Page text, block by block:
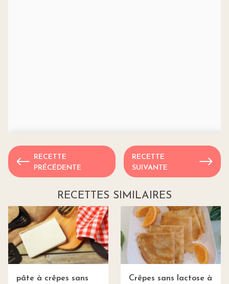
RECETTE
PRÉCÉDENTE
RECETTE
SUIVANTE
RECETTES SIMILAIRES
pâte à crêpes sans
Crêpes sans lactose à